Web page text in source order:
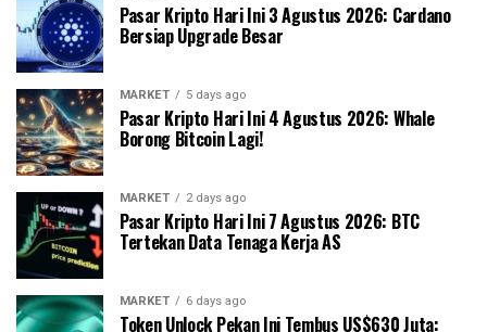
Pasar Kripto Hari Ini 3 Agustus 2026: Cardano
Bersiap Upgrade Besar
MARKET 5 days ago
Pasar Kripto Hari Ini 4 Agustus 2026: Whale
Borong Bitcoin Lagi!
MARKET 2 days ago
Pasar Kripto Hari Ini 7 Agustus 2026: BTC
Tertekan Data Tenaga Kerja AS
MARKET 6 days ago
Token Unlock Pekan Ini Tembus US$630 Juta: